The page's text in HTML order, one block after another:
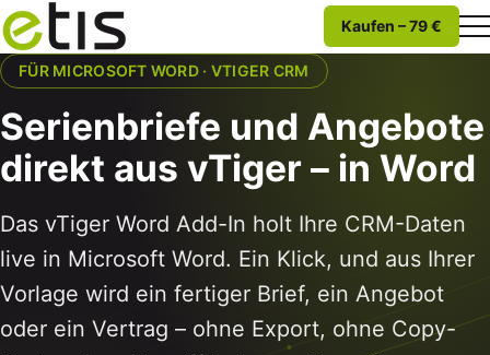
Kaufen – 79 €
FÜR MICROSOFT WORD · VTIGER CRM
Serienbriefe und Angebote
direkt aus vTiger – in Word
Das vTiger Word Add-In holt Ihre CRM-Daten
live in Microsoft Word. Ein Klick, und aus Ihrer
Vorlage wird ein fertiger Brief, ein Angebot
oder ein Vertrag – ohne Export, ohne Copy-